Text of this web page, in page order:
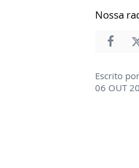
Nossa
Escrito por
06 OUT